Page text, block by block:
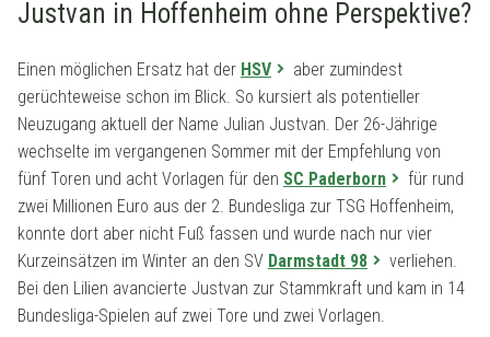
Justvan in Hoffenheim ohne Perspektive?
Einen möglichen Ersatz hat der HSV
aber zumindest
gerüchteweise schon im Blick. So kursiert als potentieller
Neuzugang aktuell der Name Julian Justvan. Der 26-Jährige
wechselte im vergangenen Sommer mit der Empfehlung von
fünf Toren und acht Vorlagen für den SC Paderborn
für rund
zwei Millionen Euro aus der 2. Bundesliga zur TSG Hoffenheim,
konnte dort aber nicht Fuß fassen und wurde nach nur vier
Kurzeinsätzen im Winter an den SV Darmstadt 98
verliehen.
Bei den Lilien avancierte Justvan zur Stammkraft und kam in 14
Bundesliga-Spielen auf zwei Tore und zwei Vorlagen.